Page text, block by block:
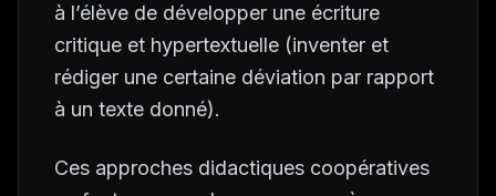
à l’élève de développer une écriture
critique et hypertextuelle (inventer et
rédiger une certaine déviation par rapport
à un texte donné).
Ces approches didactiques coopératives